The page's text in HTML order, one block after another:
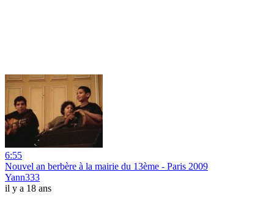
6:55
Nouvel an berbère à la mairie du 13ème - Paris 2009
Yann333
il y a 18 ans